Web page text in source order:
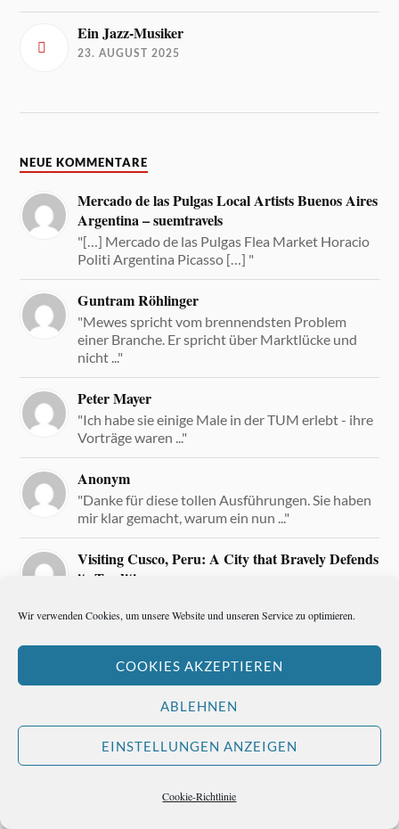
Wir verwenden Cookies, um unsere Website und unseren Service zu optimieren.
COOKIES AKZEPTIEREN
ABLEHNEN
EINSTELLUNGEN ANZEIGEN
Cookie-Richtlinie
Ein Jazz-Musiker
23. AUGUST 2025
NEUE KOMMENTARE
Mercado de las Pulgas Local Artists Buenos Aires
Argentina – suemtravels
"[…] Mercado de las Pulgas Flea Market Horacio
Politi Argentina Picasso […] "
Guntram Röhlinger
"Mewes spricht vom brennendsten Problem
einer Branche. Er spricht über Marktlücke und
nicht ..."
Peter Mayer
"Ich habe sie einige Male in der TUM erlebt - ihre
Vorträge waren ..."
Anonym
"Danke für diese tollen Ausführungen. Sie haben
mir klar gemacht, warum ein nun ..."
Visiting Cusco, Peru: A City that Bravely Defends
its Tradition
and Notes from the Road,” and ..."
Anmelden